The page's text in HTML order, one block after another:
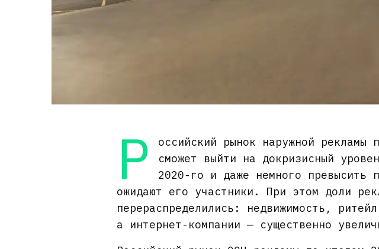
Р
оссийский рынок наружной рекламы
сможет выйти на докризисный
2020-го и даже немного превысить
ожидают его участники. При этом доли
перераспределились: недвижимость,
а интернет-компании — существенно